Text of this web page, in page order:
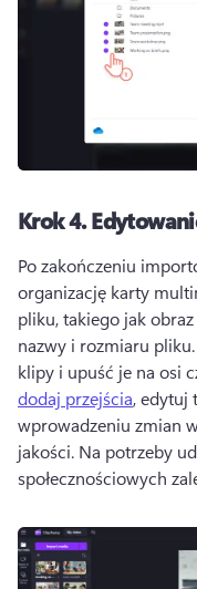
Krok 4.
Po zakończeniu
organizację karty
pliku, takiego jak
nazwy i rozmiaru pliku.
klipy i upuść je na osi
dodaj przejścia, edytuj
wprowadzeniu zmian
jakości. Na potrzeby
społecznościowych